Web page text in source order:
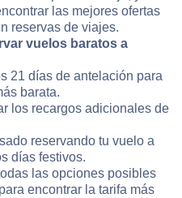
las mejores ofertas
reservas de viajes.
vuelos baratos a
21 días de antelación para
barata.
los recargos adicionales de
reservando tu vuelo a
días festivos.
las opciones posibles
encontrar la tarifa más